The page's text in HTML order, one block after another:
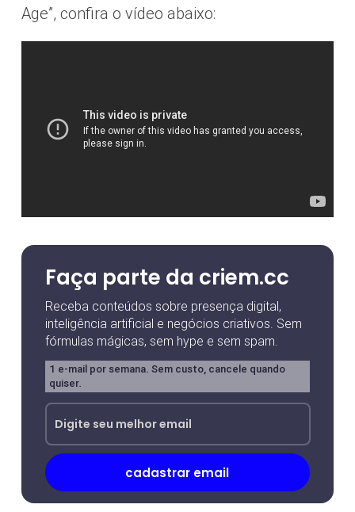
Age”, confira o vídeo abaixo:
Faça parte da criem.cc
Receba conteúdos sobre presença digital,
inteligência artificial e negócios criativos. Sem
fórmulas mágicas, sem hype e sem spam.
1 e-mail por semana. Sem custo, cancele quando
quiser.